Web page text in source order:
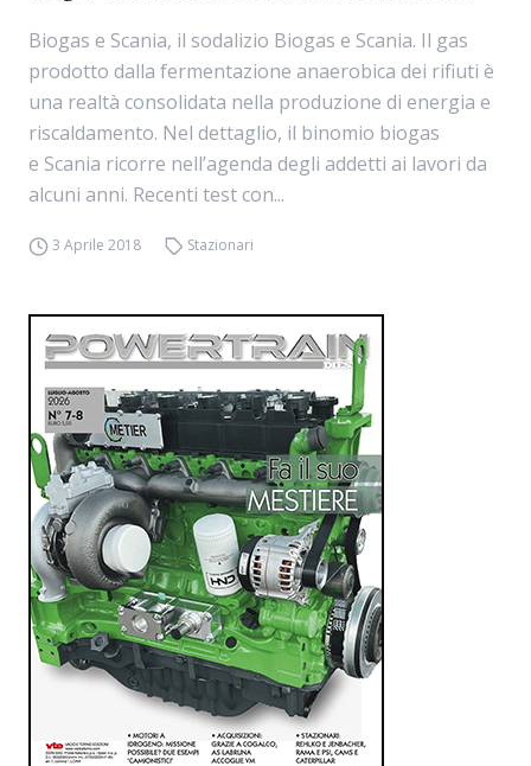
Biogas e Scania, il sodalizio Biogas e Scania. Il gas
prodotto dalla fermentazione anaerobica dei rifiuti è
una realtà consolidata nella produzione di energia e
riscaldamento. Nel dettaglio, il binomio biogas
e Scania ricorre nell’agenda degli addetti ai lavori da
alcuni anni. Recenti test con...
3 Aprile 2018 Stazionari